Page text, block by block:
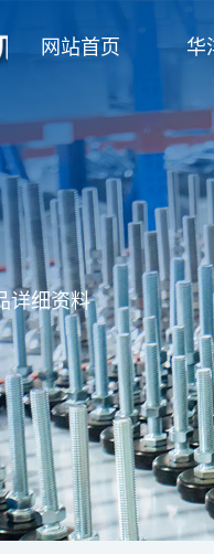
网站首页 华
详细资料